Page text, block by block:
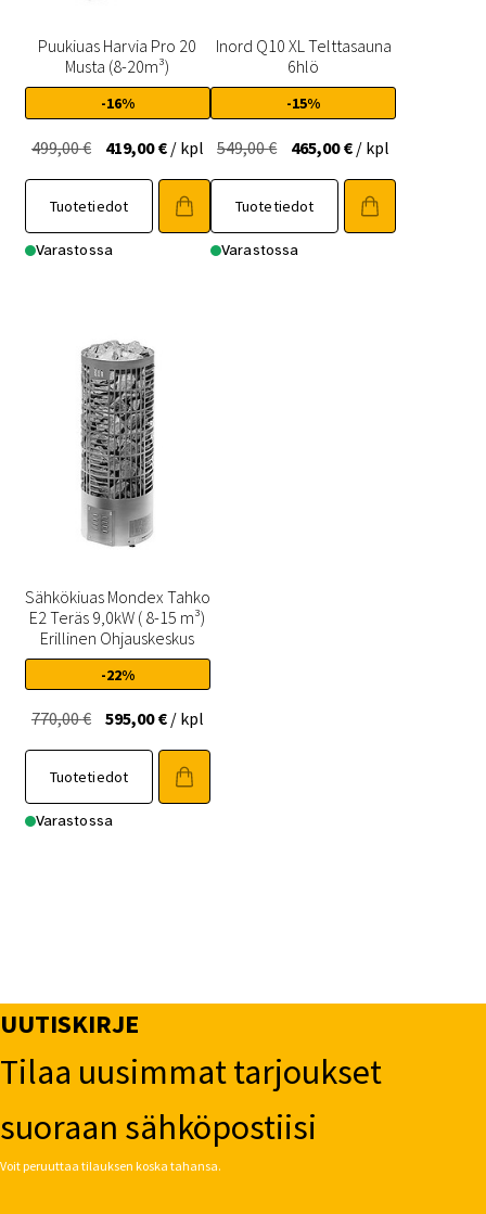
Puukiuas Harvia Pro 20
Musta (8-20m³)
-16%
499,00€ Alkuperäinen
oli:
499,00 €.
419,00€Nykyinen
on:
419,00 €.
/ kpl
Tuotetiedot
Varastossa
Inord Q10 XL Telttasauna
6hlö
-15%
549,00€ Alkuperäinen
oli:
549,00 €.
465,00€Nykyinen
on:
465,00 €.
/ kpl
Tuotetiedot
Varastossa
Sähkökiuas Mondex Tahko
E2 Teräs 9,0kW ( 8-15 m³)
Erillinen Ohjauskeskus
-22%
770,00€ Alkuperäinen
hinta
oli:
770,00 €.
595,00€Nykyinen
hinta
on:
595,00 €.
/ kpl
Tuotetiedot
Varastossa
UUTISKIRJE
Tilaa uusimmat tarjoukset
suoraan sähköpostiisi
Voit peruuttaa tilauksen koska tahansa.